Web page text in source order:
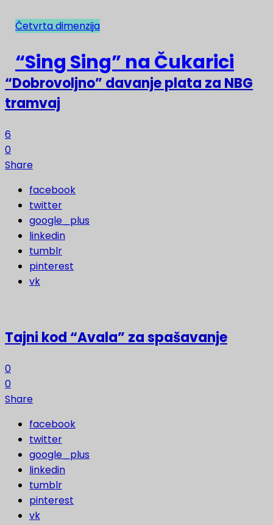
NAJNOVIJE
“Dobrovoljno” davanje plata za NBG
tramvaj
6
0
Share
facebook
twitter
google_plus
linkedin
tumblr
pinterest
vk
Tajni kod “Avala” za spašavanje
0
0
Share
facebook
twitter
google_plus
linkedin
tumblr
pinterest
vk
Četvrta dimenzija
“Sing Sing” na Čukarici